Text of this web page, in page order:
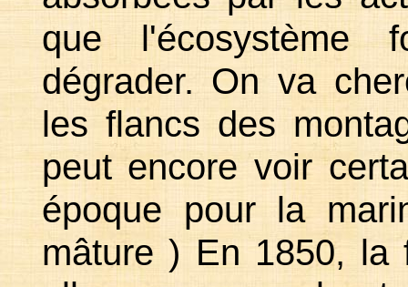
que l'écosystème
dégrader. On va
les flancs des
peut encore voir
époque pour la
mâture ) En 1850, la